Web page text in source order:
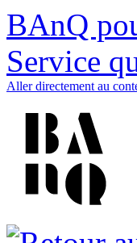
BAnQ
Service
Aller directement au